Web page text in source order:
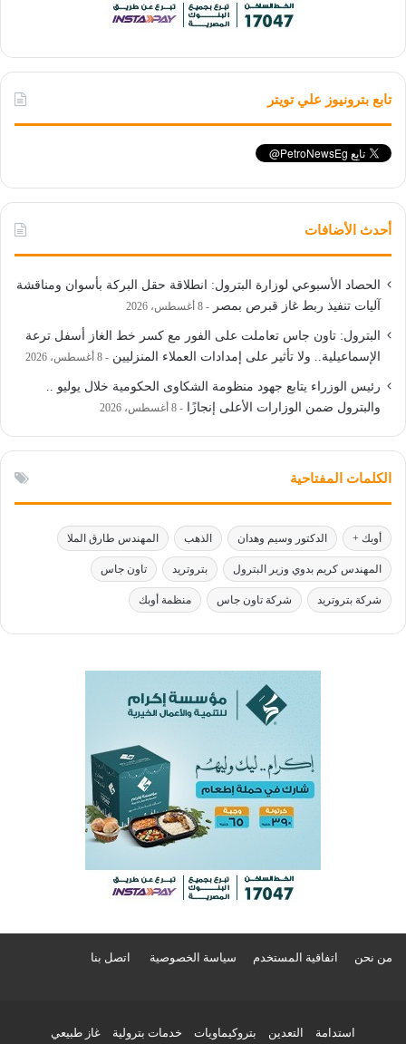
تابع بترونيوز علي تويتر
أحدث الأضافات
الحصاد الأسبوعي لوزارة البترول: انطلاقة حقل البركة بأسوان ومناقشة
آليات تنفيذ ربط غاز قبرص بمصر
8 أغسطس، 2026
البترول: تاون جاس تعاملت على الفور مع كسر خط الغاز أسفل ترعة
الإسماعيلية.. ولا تأثير على إمدادات العملاء المنزليين
8 أغسطس، 2026
رئيس الوزراء يتابع جهود منظومة الشكاوى الحكومية خلال يوليو ..
والبترول ضمن الوزارات الأعلى إنجازًا
8 أغسطس، 2026
الكلمات المفتاحية
أوبك + الدكتور وسيم وهدان الذهب المهندس طارق الملا
المهندس كريم بدوي وزير البترول بتروتريد تاون جاس
شركة بتروتريد شركة تاون جاس منظمة أوبك
من نحن اتفاقية المستخدم سياسة الخصوصية اتصل بنا
استدامة التعدين بتروكيماويات خدمات بترولية غاز طبيعي